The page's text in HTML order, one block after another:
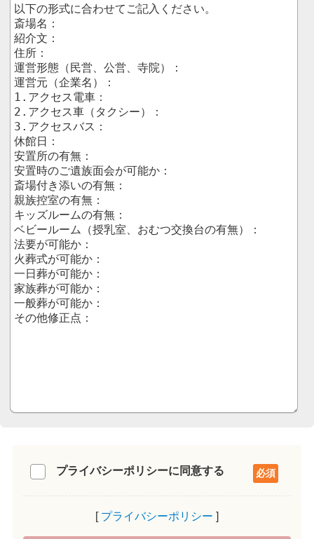
プライバシーポリシーに同意する
プライバシーポリシー